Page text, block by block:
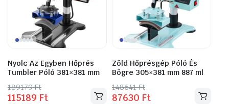
Nyolc Az Egyben Hőprés
Tumbler Póló 381×381 mm
189179Ft
Original
price
115189 Ft
Current
price
Zöld Hőprésgép Póló És
Bögre 305×381 mm 887 ml
148641Ft
Original
price
87630 Ft
Current
price